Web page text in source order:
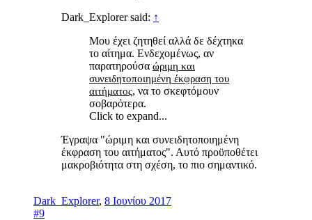
Dark_Explorer said: ↑
Μου έχει ζητηθεί αλλά δε δέχτηκα
το αίτημα. Ενδεχομένως, αν
παρατηρούσα ώριμη και
συνειδητοποιημένη έκφραση του
αιτήματος, να το σκεφτόμουν
σοβαρότερα.
Click to expand...
Έγραψα "ώριμη και συνειδητοποιημένη
έκφραση του αιτήματος". Αυτό προϋποθέτει
μακροβιότητα στη σχέση, το πιο σημαντικό.
Dark_Explorer, 8 Ιουνίου 2017
#9